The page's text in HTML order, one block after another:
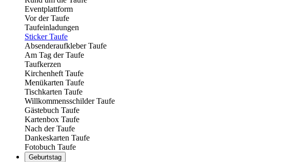
Eventplattform
Vor der Taufe
Taufeinladungen
Sticker Taufe
Absenderaufkleber Taufe
Am Tag der Taufe
Taufkerzen
Kirchenheft Taufe
Menükarten Taufe
Tischkarten Taufe
Willkommensschilder Taufe
Gästebuch Taufe
Kartenbox Taufe
Nach der Taufe
Dankeskarten Taufe
Fotobuch Taufe
Geburtstag